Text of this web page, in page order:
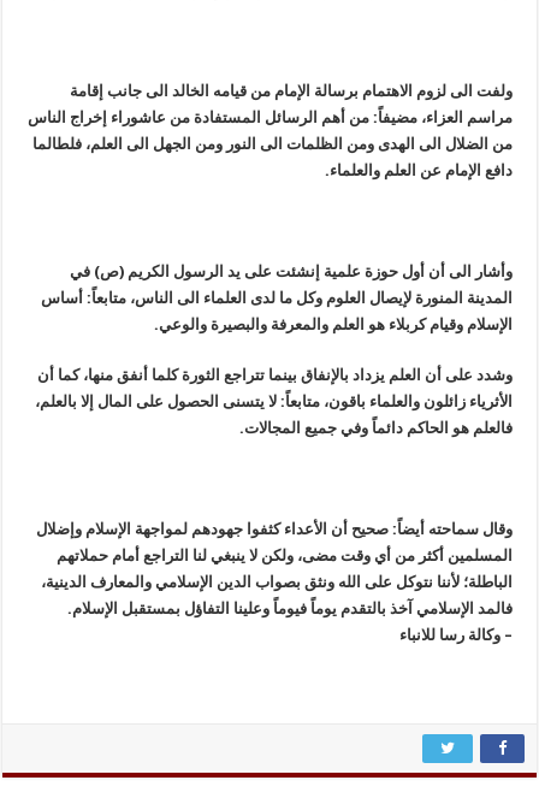
ولفت الى لزوم الاهتمام برسالة الإمام من قيامه الخالد الى جانب إقامة
مراسم العزاء، مضيفاً: من أهم الرسائل المستفادة من عاشوراء إخراج الناس
من الضلال الى الهدى ومن الظلمات الى النور ومن الجهل الى العلم، فلطالما
دافع الإمام عن العلم والعلماء.
وأشار الى أن أول حوزة علمية إنشئت على يد الرسول الكريم (ص) في
المدينة المنورة لإيصال العلوم وكل ما لدى العلماء الى الناس، متابعاً: أساس
الإسلام وقيام كربلاء هو العلم والمعرفة والبصيرة والوعي.
وشدد على أن العلم يزداد بالإنفاق بينما تتراجع الثورة كلما أنفق منها، كما أن
الأثرياء زائلون والعلماء باقون، متابعاً: لا يتسنى الحصول على المال إلا بالعلم،
فالعلم هو الحاكم دائماً وفي جميع المجالات.
وقال سماحته أيضاً: صحيح أن الأعداء كثفوا جهودهم لمواجهة الإسلام وإضلال
المسلمين أكثر من أي وقت مضى، ولكن لا ينبغي لنا التراجع أمام حملاتهم
الباطلة؛ لأننا نتوكل على الله ونثق بصواب الدين الإسلامي والمعارف الدينية،
فالمد الإسلامي آخذ بالتقدم يوماً فيوماً وعلينا التفاؤل بمستقبل الإسلام.
– وکالة رسا للانباء